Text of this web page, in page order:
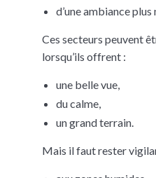
d’une ambiance
Ces secteurs peuvent
lorsqu’ils offrent :
une belle vue,
du calme,
un grand terrain.
Mais il faut rester